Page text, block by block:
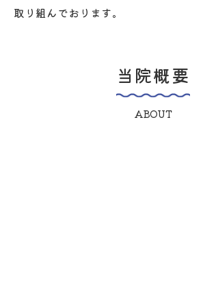
取り組んでおります。
当院概要
ABOUT